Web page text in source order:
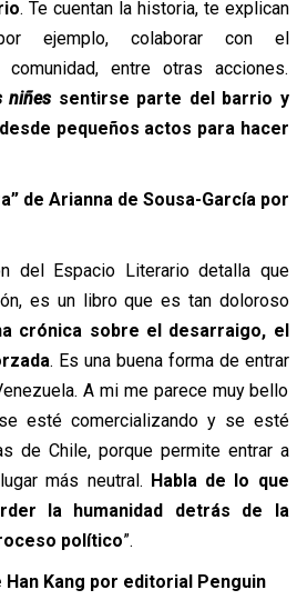
. Te cuentan la historia, te explican
ejemplo, colaborar con el
entre otras acciones.
niñessentirse parte del barrio y
pequeños actos para hacer
de Arianna de Sousa-García por
del Espacio Literario detalla que
es un libro que es tan doloroso
crónica sobre el desarraigo, el
. Es una buena forma de entrar
A mi me parece muy bello
esté comercializando y se esté
de Chile, porque permite entrar a
más neutral. Habla de lo que
la humanidad detrás de la
político”.
Han Kang por editorial Penguin